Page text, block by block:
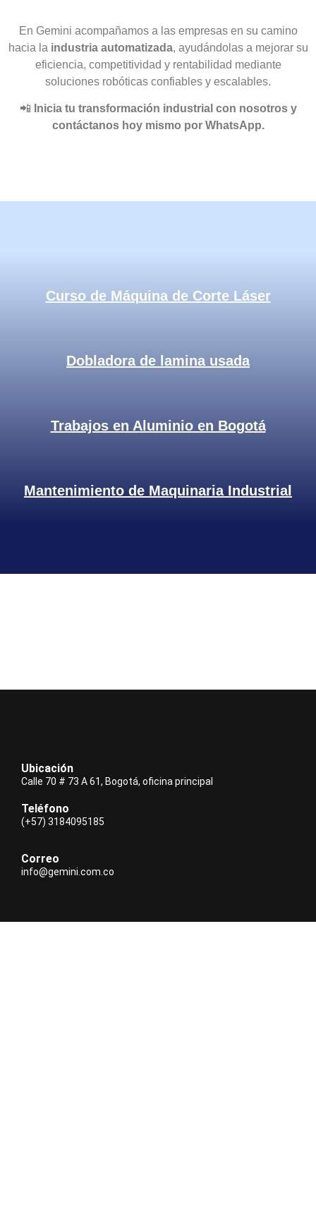
En Gemini acompañamos a las empresas en su camino
hacia la industria automatizada, ayudándolas a mejorar su
eficiencia, competitividad y rentabilidad mediante
soluciones robóticas confiables y escalables.
📲 Inicia tu transformación industrial con nosotros y
contáctanos hoy mismo por WhatsApp.
Curso de Máquina de Corte Láser
Dobladora de lamina usada
Trabajos en Aluminio en Bogotá
Mantenimiento de Maquinaria Industrial
Ubicación
Calle 70 # 73 A 61, Bogotá, oficina principal
Teléfono
(+57) 3184095185
Correo
info@gemini.com.co